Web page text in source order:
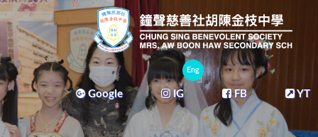
Eng
Google IG FB YT